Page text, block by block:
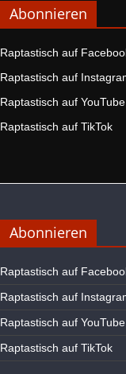
Abonnieren
Raptastisch auf
Raptastisch auf
Raptastisch auf YouTube
Raptastisch auf TikTok
Abonnieren
Raptastisch auf
Raptastisch auf
Raptastisch auf YouTube
Raptastisch auf TikTok